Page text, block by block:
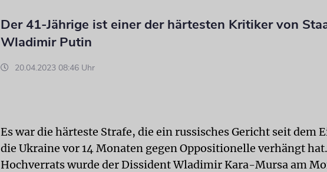
Der 41-Jährige ist einer der härtesten Kritiker von
Wladimir Putin
20.04.2023 08:46 Uhr
Es war die härteste Strafe, die ein russisches Gericht seit dem
die Ukraine vor 14 Monaten gegen Oppositionelle verhängt
Hochverrats wurde der Dissident Wladimir Kara-Mursa am